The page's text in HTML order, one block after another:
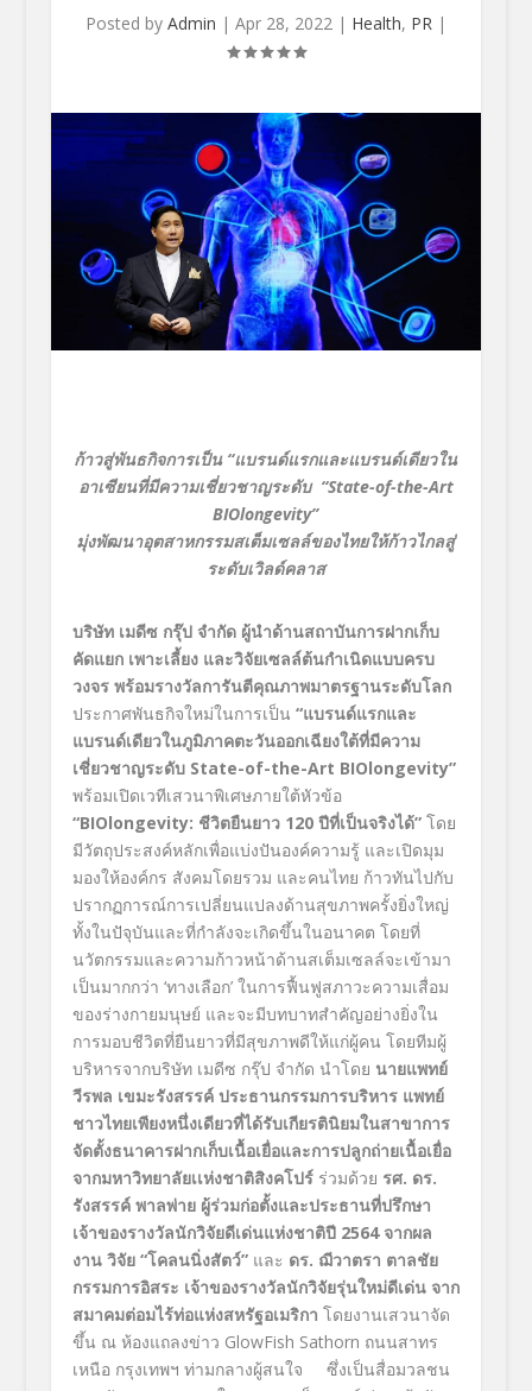
Posted by Admin | Apr 28, 2022| Health, PR|
ก้าวสู่พันธกิจการเป็น “แบรนด์แรกและแบรนด์เดียวใน
อาเซียนที่มีความเชี่ยวชาญระดับ “State-of-the-Art
BIOlongevity”
มุ่งพัฒนาอุตสาหกรรมสเต็มเซลล์ของไทยให้ก้าวไกลสู่
ระดับเวิลด์คลาส
บริษัท เมดีซ กรุ๊ป จำกัด ผู้นำด้านสถาบันการฝากเก็บ
คัดแยก เพาะเลี้ยง และวิจัยเซลล์ต้นกำเนิดแบบครบ
วงจร พร้อมรางวัลการันตีคุณภาพมาตรฐานระดับโลก
ประกาศพันธกิจใหม่ในการเป็น “แบรนด์แรกและ
แบรนด์เดียวในภูมิภาคตะวันออกเฉียงใต้ที่มีความ
เชี่ยวชาญระดับ State-of-the-Art BIOlongevity”
พร้อมเปิดเวทีเสวนาพิเศษภายใต้หัวข้อ
“BIOlongevity: ชีวิตยืนยาว 120 ปีที่เป็นจริงได้”โดย
มีวัตถุประสงค์หลักเพื่อแบ่งปันองค์ความรู้ และเปิดมุม
มองให้องค์กร สังคมโดยรวม และคนไทย ก้าวทันไปกับ
ปรากฏการณ์การเปลี่ยนแปลงด้านสุขภาพครั้งยิ่งใหญ่
ทั้งในปัจุบันและที่กำลังจะเกิดขึ้นในอนาคต โดยที่
นวัตกรรมและความก้าวหน้าด้านสเต็มเซลล์จะเข้ามา
เป็นมากกว่า ‘ทางเลือก’ ในการฟื้นฟูสภาวะความเสื่อม
ของร่างกายมนุษย์ และจะมีบทบาทสำคัญอย่างยิ่งใน
การมอบชีวิตที่ยืนยาวที่มีสุขภาพดีให้แก่ผู้คน โดยทีมผู้
บริหารจากบริษัท เมดีซ กรุ๊ป จำกัด นำโดย นายแพทย์
วีรพล เขมะรังสรรค์ ประธานกรรมการบริหาร แพทย์
ชาวไทยเพียงหนึ่งเดียวที่ได้รับเกียรตินิยมในสาขาการ
จัดตั้งธนาคารฝากเก็บเนื้อเยื่อและการปลูกถ่ายเนื้อเยื่อ
จากมหาวิทยาลัยเเห่งชาติสิงคโปร์ร่วมด้วย รศ. ดร.
รังสรรค์ พาลพ่าย ผู้ร่วมก่อตั้งและประธานที่ปรึกษา
เจ้าของรางวัลนักวิจัยดีเด่นแห่งชาติปี 2564 จากผล
งาน วิจัย “โคลนนิ่งสัตว์”และ ดร. ฌีวาตรา ตาลชัย
กรรมการอิสระ เจ้าของรางวัลนักวิจัยรุ่นใหม่ดีเด่น จาก
สมาคมต่อมไร้ท่อแห่งสหรัฐอเมริกา โดยงานเสวนาจัด
ขึ้น ณ ห้องแถลงข่าว GlowFish Sathorn ถนนสาทร
เหนือ กรุงเทพฯ ท่ามกลางผู้สนใจ ซึ่งเป็นสื่อมวลชน